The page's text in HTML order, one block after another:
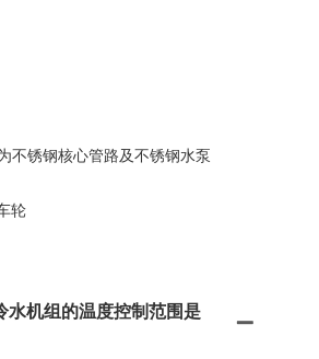
不锈钢核心管路及不锈钢水泵
轮
水机组的温度控制范围是